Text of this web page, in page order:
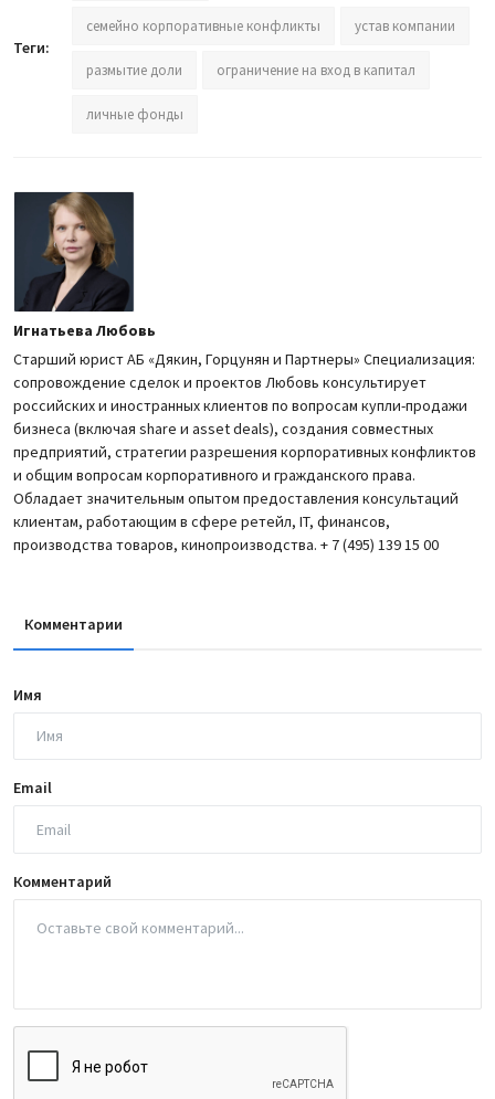
Теги:
семейно корпоративные конфликты устав компании
размытие доли ограничение на вход в капитал
личные фонды
Игнатьева Любовь
Старший юрист АБ «Дякин, Горцунян и Партнеры» Специализация:
сопровождение сделок и проектов Любовь консультирует
российских и иностранных клиентов по вопросам купли-продажи
бизнеса (включая share и asset deals), создания совместных
предприятий, стратегии разрешения корпоративных конфликтов
и общим вопросам корпоративного и гражданского права.
Обладает значительным опытом предоставления консультаций
клиентам, работающим в сфере ретейл, IT, финансов,
производства товаров, кинопроизводства. + 7 (495) 139 15 00
Комментарии
Имя
Email
Комментарий